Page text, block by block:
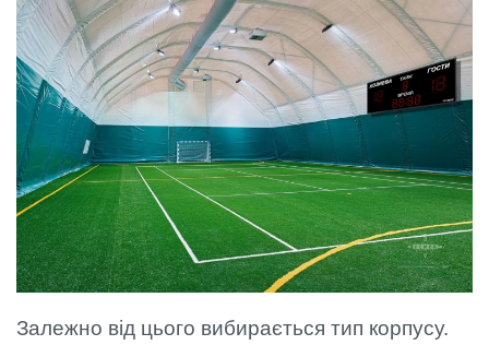
Залежно від цього вибирається тип корпусу.